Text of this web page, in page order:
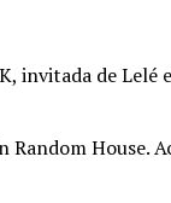
invitada de
House.